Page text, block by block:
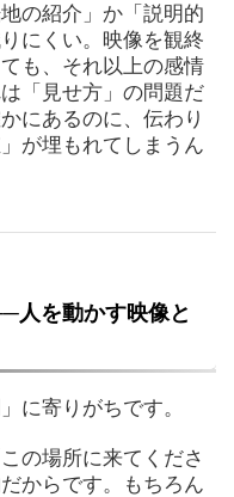
の紹介」か「説明的
にくい。映像を観終
も、それ以上の感情
「見せ方」の問題だ
にあるのに、伝わり
が埋もれてしまうん
人を動かす映像と
に寄りがちです。
の場所に来てくださ
からです。もちろん